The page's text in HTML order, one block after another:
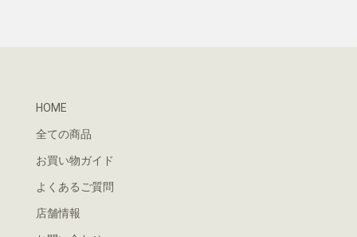
HOME
全ての商品
お買い物ガイド
よくあるご質問
店舗情報